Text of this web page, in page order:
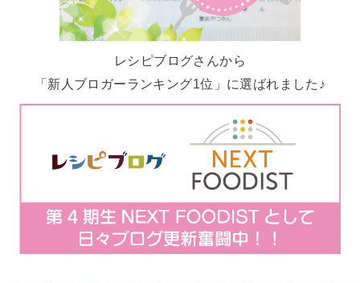
レシピブログさんから
「新人ブロガーランキング1位」に選ばれました♪